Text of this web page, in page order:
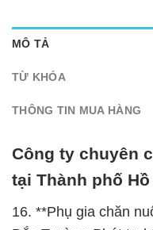
MÔ TẢ
TỪ KHÓA
THÔNG TIN MUA HÀNG
Công ty chuyên
tại Thành phố
16. **Phụ gia chăn